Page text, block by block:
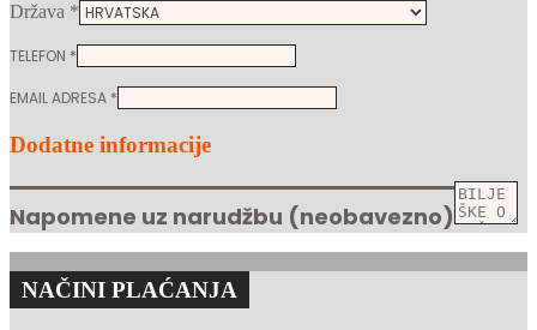
Država *
TELEFON *
EMAIL ADRESA *
Dodatne informacije
Napomene uz narudžbu (neobavezno)
NAČINI PLAĆANJA